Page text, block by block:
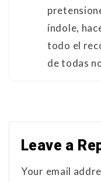
índole,
todo el
de todas
Leave a
Your email